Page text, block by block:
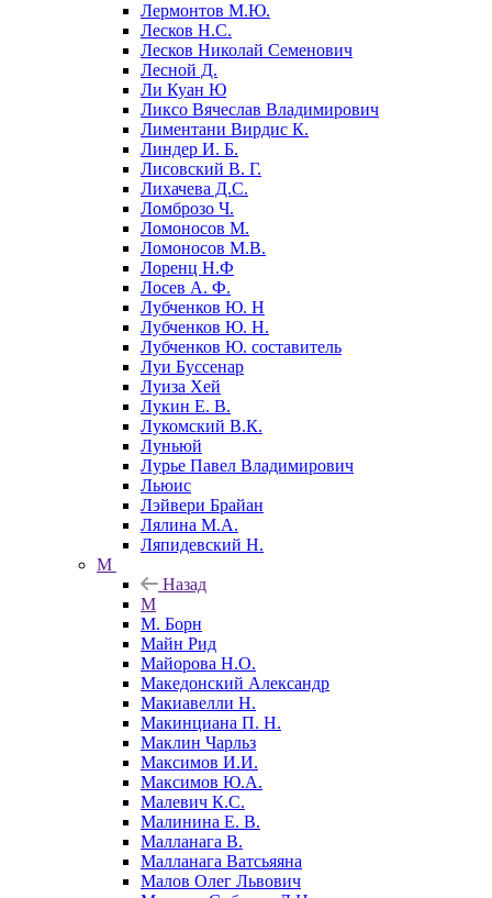
Лермонтов М.Ю.
Лесков Н.С.
Лесков Николай Семенович
Лесной Д.
Ли Куан Ю
Ликсо Вячеслав Владимирович
Лиментани Вирдис К.
Линдер И. Б.
Лисовский В. Г.
Лихачева Д.С.
Ломброзо Ч.
Ломоносов М.
Ломоносов М.В.
Лоренц Н.Ф
Лосев А. Ф.
Лубченков Ю. Н
Лубченков Ю. Н.
Лубченков Ю. составитель
Луи Буссенар
Луиза Хей
Лукин Е. В.
Лукомский В.К.
Луньюй
Лурье Павел Владимирович
Льюис
Лэйвери Брайан
Лялина М.А.
Ляпидевский Н.
М
Назад
М
М. Борн
Майн Рид
Майорова Н.О.
Македонский Александр
Макиавелли Н.
Макинциана П. Н.
Маклин Чарльз
Максимов И.И.
Максимов Ю.А.
Малевич К.С.
Малинина Е. В.
Малланага В.
Малланага Ватсьяяна
Малов Олег Львович